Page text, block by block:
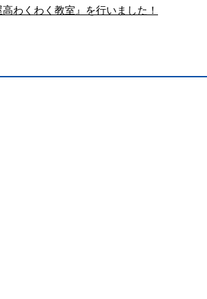
高わくわく教室』を行いました！